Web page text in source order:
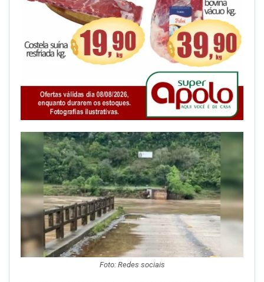
Foto: Redes sociais